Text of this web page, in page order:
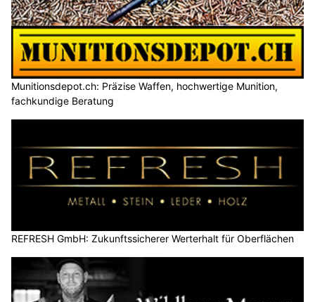
Munitionsdepot.ch: Präzise Waffen, hochwertige Munition,
fachkundige Beratung
REFRESH GmbH: Zukunftssicherer Werterhalt für Oberflächen